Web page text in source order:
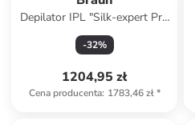
Depilator IPL "Silk-expert Pro
IPL PL3122" w kolorze
srebrno-białym
-32%
1204,95 zł
Cena producenta: 1783,46 zł*